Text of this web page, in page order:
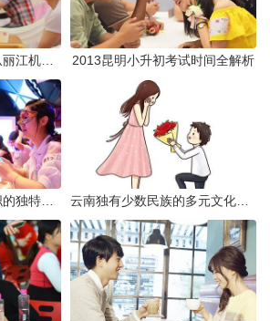
2013昆明小升初考试时间全解析